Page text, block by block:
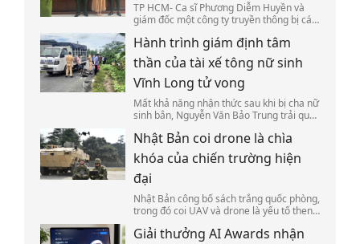
TP HCM- Ca sĩ Phương Diễm Huyền và
giám đốc một công ty truyền thông bị cáo
âm nhạc lên YouTube, thu lợi bất chính.
Hành trình giám định tâm
thần của tài xế tông nữ sinh
Vĩnh Long tử vong
Mất khả năng nhận thức sau khi bị cha nữ
sinh bắn, Nguyễn Văn Bảo Trung trải qua
định đủ năng lực để tiếp tục bị điều tra,
truy tố.
Nhật Bản coi drone là chìa
khóa của chiến trường hiện
đại
Nhật Bản công bố sách trắng quốc phòng,
trong đó coi UAV và drone là yếu tố then
đại.
Giải thưởng AI Awards nhận